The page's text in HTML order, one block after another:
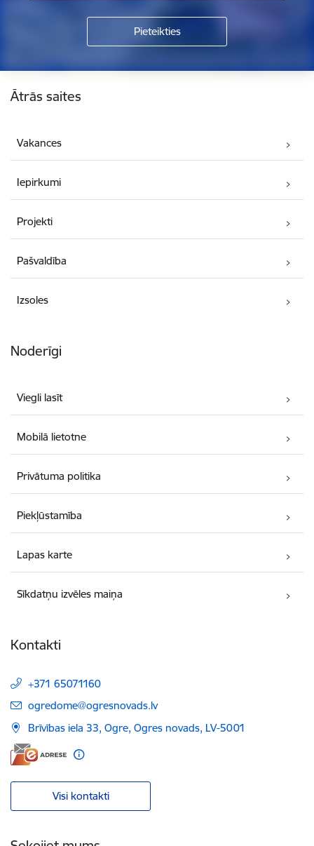
Ātrās saites
Vakances
Iepirkumi
Projekti
Pašvaldība
Izsoles
Noderīgi
Viegli lasīt
Mobilā lietotne
Privātuma politika
Piekļūstamība
Lapas karte
Sīkdatņu izvēles maiņa
Kontakti
+371 65071160
E-pasts:
ogredome@ogresnovads.lv
Brīvības iela 33, Ogre, Ogres novads, LV-5001
Visi kontakti